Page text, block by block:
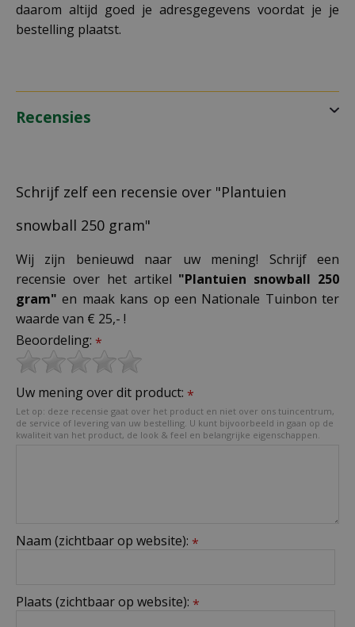
daarom altijd goed je adresgegevens voordat je je
bestelling plaatst.
Recensies
Schrijf zelf een recensie over "Plantuien
snowball 250 gram"
Wij zijn benieuwd naar uw mening! Schrijf een
recensie over het artikel "Plantuien snowball 250
gram" en maak kans op een Nationale Tuinbon ter
waarde van € 25,- !
Beoordeling: *
Uw mening over dit product: *
Let op: deze recensie gaat over het product en niet over ons tuincentrum,
de service of levering van uw bestelling. U kunt bijvoorbeeld in gaan op de
kwaliteit van het product, de look & feel en belangrijke eigenschappen.
Naam (zichtbaar op website): *
Plaats (zichtbaar op website): *